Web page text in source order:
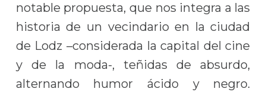
notable propuesta, que nos integra a las
historia de un vecindario en la ciudad
de Lodz –considerada la capital del cine
y de la moda-, teñidas de absurdo,
alternando humor ácido y negro.